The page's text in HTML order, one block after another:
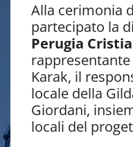
Alla cerimonia
partecipato la
Perugia
Karak, il
locale della
Giordani,
locali del